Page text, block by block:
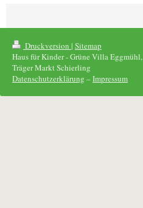
Druckversion | Sitemap
Haus für Kinder - Grüne Villa Eggmühl,
Träger Markt Schierling
Datenschutzerklärung –Impressum